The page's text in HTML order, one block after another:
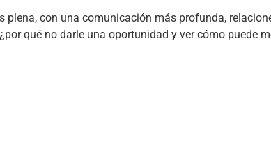
con una comunicación más profunda,
qué no darle una oportunidad y ver cómo puede